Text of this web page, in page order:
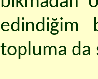
edindiğim
topluma da